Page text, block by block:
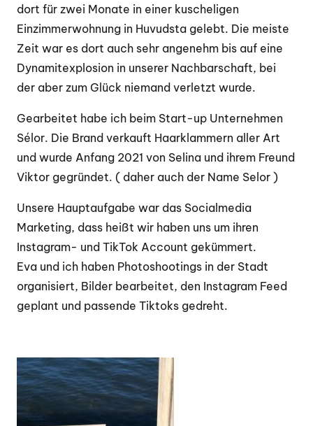
dort für zwei Monate in einer kuscheligen
Einzimmerwohnung in Huvudsta gelebt. Die meiste
Zeit war es dort auch sehr angenehm bis auf eine
Dynamitexplosion in unserer Nachbarschaft, bei
der aber zum Glück niemand verletzt wurde.
Gearbeitet habe ich beim Start-up Unternehmen
Sélor. Die Brand verkauft Haarklammern aller Art
und wurde Anfang 2021 von Selina und ihrem Freund
Viktor gegründet. ( daher auch der Name Selor )
Unsere Hauptaufgabe war das Socialmedia
Marketing, dass heißt wir haben uns um ihren
Instagram- und TikTok Account gekümmert.
Eva und ich haben Photoshootings in der Stadt
organisiert, Bilder bearbeitet, den Instagram Feed
geplant und passende Tiktoks gedreht.